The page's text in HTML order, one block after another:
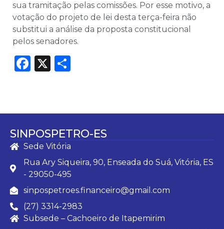
sua tramitação pelas comissões. Por esse motivo, a
votação do projeto de lei desta terça-feira não
substitui a análise da proposta constitucional
pelos senadores.
Facebook
X
SINPOSPETRO-ES
Sede Vitória
Rua Ary Siqueira, 90, Enseada do Suá, Vitória, ES
- 29050-495
sinpospetroes.financeiro@gmail.com
(27) 3314-2983
Subsede – Cachoeiro de Itapemirim